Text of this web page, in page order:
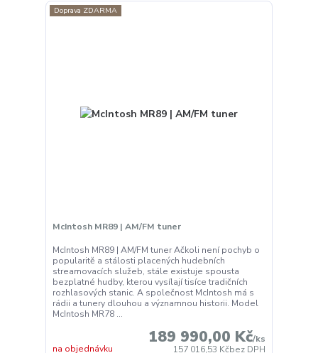
Doprava ZDARMA
McIntosh MR89 | AM/FM tuner
McIntosh MR89 | AM/FM tuner Ačkoli není pochyb o
popularitě a stálosti placených hudebních
streamovacích služeb, stále existuje spousta
bezplatné hudby, kterou vysílají tisíce tradičních
rozhlasových stanic. A společnost McIntosh má s
rádii a tunery dlouhou a významnou historii. Model
McIntosh MR78 ...
189 990,00 Kč/ks
157 016,53 Kčbez DPH
na objednávku